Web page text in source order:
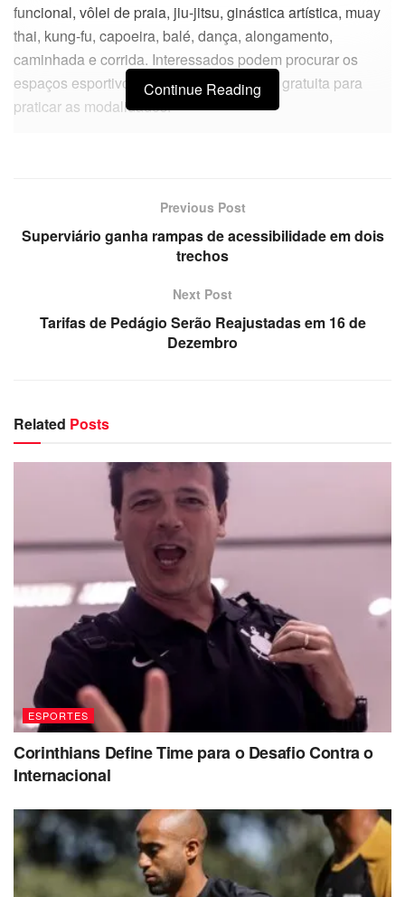
funcional, vôlei de praia, jiu-jitsu, ginástica artística, muay
thai, kung-fu, capoeira, balé, dança, alongamento,
caminhada e corrida. Interessados podem procurar os
espaços esportivos para fazer a inscrição gratuita para
praticar as modalidades.
Continue Reading
Previous Post
Superviário ganha rampas de acessibilidade em dois
trechos
Next Post
Tarifas de Pedágio Serão Reajustadas em 16 de
Dezembro
Related Posts
ESPORTES
Corinthians Define Time para o Desafio Contra o
Internacional